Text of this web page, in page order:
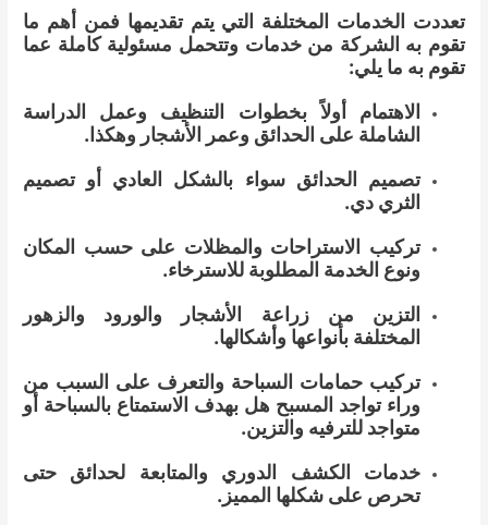
تعددت الخدمات المختلفة التي يتم تقديمها فمن أهم ما
تقوم به الشركة من خدمات وتتحمل مسئولية كاملة عما
تقوم به ما يلي:
الاهتمام أولاً بخطوات التنظيف وعمل الدراسة
الشاملة على الحدائق وعمر الأشجار وهكذا.
تصميم الحدائق سواء بالشكل العادي أو تصميم
الثري دي.
تركيب الاستراحات والمظلات على حسب المكان
ونوع الخدمة المطلوبة للاسترخاء.
التزين من زراعة الأشجار والورود والزهور
المختلفة بأنواعها وأشكالها.
تركيب حمامات السباحة والتعرف على السبب من
وراء تواجد المسبح هل بهدف الاستمتاع بالسباحة أو
متواجد للترفيه والتزين.
خدمات الكشف الدوري والمتابعة لحدائق حتى
تحرص على شكلها المميز.